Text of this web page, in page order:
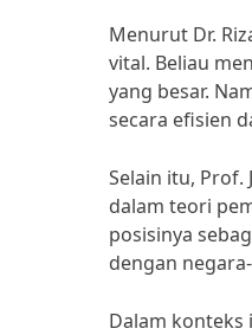
Menurut Dr.
vital. Beliau
yang besar.
secara efisien
Selain itu,
dalam teori
posisinya
dengan
Dalam